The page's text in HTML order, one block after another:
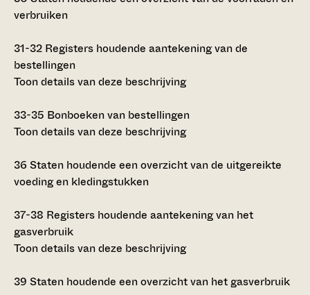
verbruiken
31-32 Registers houdende aantekening van de
bestellingen
Toon details van deze beschrijving
33-35 Bonboeken van bestellingen
Toon details van deze beschrijving
36 Staten houdende een overzicht van de uitgereikte
voeding en kledingstukken
37-38 Registers houdende aantekening van het
gasverbruik
Toon details van deze beschrijving
39 Staten houdende een overzicht van het gasverbruik